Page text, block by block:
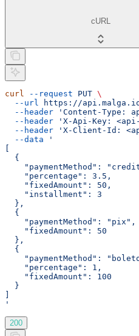
cURL
curl --request PUT \
  --url
https://
  --header
'Content-Type:
  --header
'X-Api-Key:
  --header
'X-Client-Id:
  --data
'
  {
"paymentMethod":
    "percentage": 3.5,
    "fixedAmount": 50,
    "installment": 3
  },
  {
    "paymentMethod": "pix",
    "fixedAmount": 50
  },
  {
"paymentMethod":
    "percentage": 1,
    "fixedAmount": 100
  }
'
200